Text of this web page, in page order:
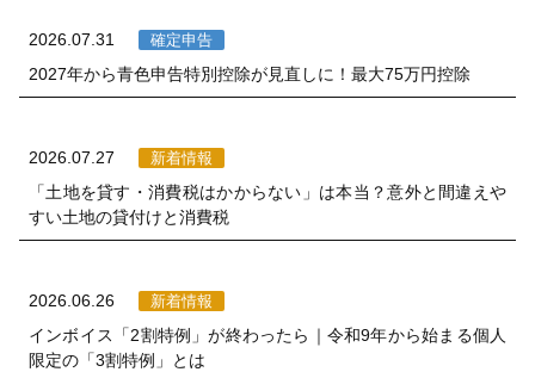
2026.07.31 確定申告
2027年から青色申告特別控除が見直しに！最大75万円控除
2026.07.27 新着情報
「土地を貸す・消費税はかからない」は本当？意外と間違えや
すい土地の貸付けと消費税
2026.06.26 新着情報
インボイス「2割特例」が終わったら｜令和9年から始まる個人
限定の「3割特例」とは